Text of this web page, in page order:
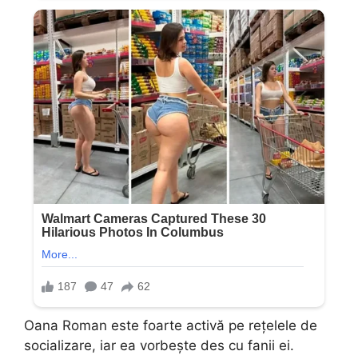
Oana Roman este foarte activă pe rețelele de
socializare, iar ea vorbește des cu fanii ei.